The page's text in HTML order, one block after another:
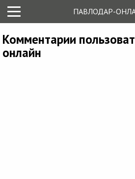
ПАВЛОДАР-
Комментарии
онлайн